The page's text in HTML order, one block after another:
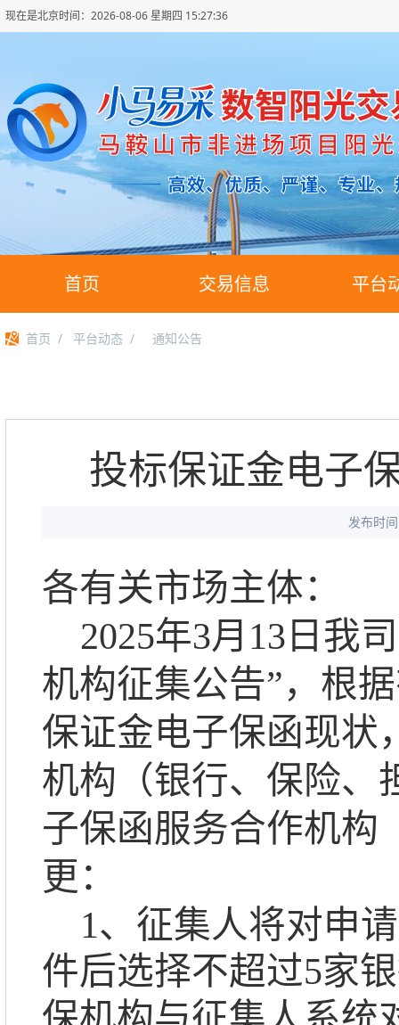
现在是北京时间： 2026-08-06 星期四 15:27:37
首页 交易信息 平台
首页 / 平台动态 / 通知公告
投标保证金电子
发布时
各有关市场主体：
2025年3月 13 日我
机构征集公告”，根
保证金电子保函现状
机构 （银行、保险、
子保函服务合作机构
更：
1、征集人将对申
件后选择不超过5家